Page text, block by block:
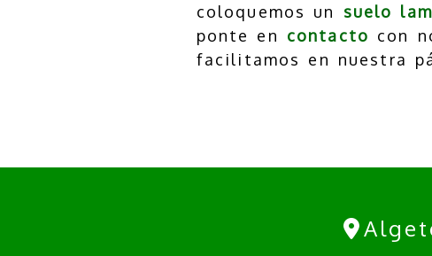
coloquemos un suelo
ponte en contacto con
facilitamos en nuestra